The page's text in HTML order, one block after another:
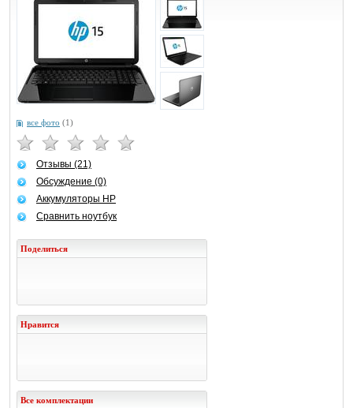
все фото (1)
Отзывы (21)
Обсуждение (0)
Аккумуляторы HP
Сравнить ноутбук
Поделиться
Нравится
Все комплектации